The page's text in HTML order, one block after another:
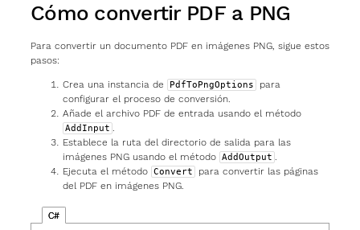
Cómo convertir PDF a PNG
Para convertir un documento PDF en imágenes PNG, sigue estos
pasos:
Crea una instancia de PdfToPngOptions
para
configurar el proceso de conversión.
Añade el archivo PDF de entrada usando el método
AddInput
Establece la ruta del directorio de salida para las
imágenes PNG usando el método AddOutput
Ejecuta el método Convert
para convertir las páginas
del PDF en imágenes PNG.
C#